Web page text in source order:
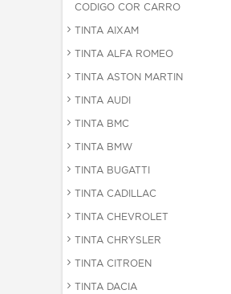
CODIGO COR CARRO
TINTA AIXAM
TINTA ALFA ROMEO
TINTA ASTON MARTIN
TINTA AUDI
TINTA BMC
TINTA BMW
TINTA BUGATTI
TINTA CADILLAC
TINTA CHEVROLET
TINTA CHRYSLER
TINTA CITROEN
TINTA DACIA